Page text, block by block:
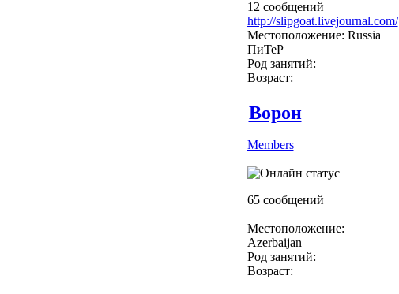
12 сообщений
http://slipgoat.livejournal.com/
Местоположение: Russia
ПиТеР
Род занятий:
Возраст:
Ворон
Members
65 сообщений
Местоположение:
Azerbaijan
Род занятий:
Возраст: